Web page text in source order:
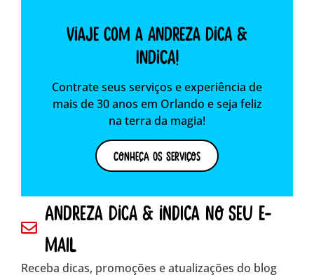
Viaje com a Andreza dica &
indica!
Contrate seus serviços e experiência de
mais de 30 anos em Orlando e seja feliz
na terra da magia!
Conheça os Serviços
andreza dica & indica no seu e-
mail
Receba dicas, promoções e atualizações do blog